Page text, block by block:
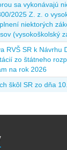
sa vykonávajú
2025 Z. z. o
niektorých
(vysokoškolský
RVŠ SR k Návrhu
zo štátneho
na rok 2026
škôl SR zo dňa